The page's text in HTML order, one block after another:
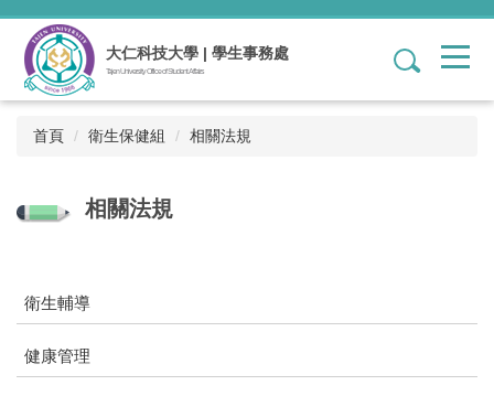
跳
主
要
內
大仁科技大學 | 學生事務處
Tajen University Office of Student Affairs
1
首頁 衛生保健組 相關法規
相關法規
衛生輔導
健康管理